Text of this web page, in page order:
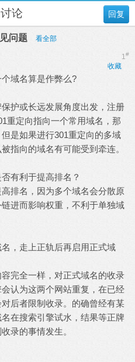
回复
论
问题 看全部
1#
收藏
个域名算是作弊么?
保护或长远发展角度出发，注册
重定向指向一个常用域名，那
是如果进行301重定向的多域
指向的域名有可能受到牵连。
有利于提高排名？
高排名，因为多个域名会分散原
进而影响权重，不利于单独域
名，走上正轨后再启用正式域
容完全一样，对正式域名的收录
认为这两个网站重复，在已经
后者限制收录。的确曾经有某
在搜索引擎试水，结果等正牌
录的事情发生。